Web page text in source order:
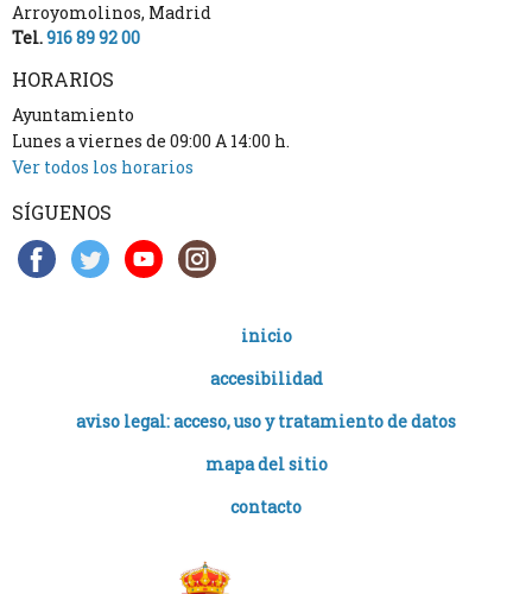
Arroyomolinos, Madrid
Tel.916 89 92 00
HORARIOS
Ayuntamiento
Lunes a viernes de 09:00 A 14:00 h.
Ver todos los horarios
SÍGUENOS
inicio
accesibilidad
aviso legal: acceso, uso y tratamiento de datos
mapa del sitio
contacto